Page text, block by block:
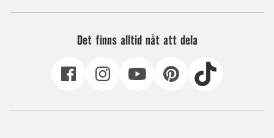
Det finns alltid nåt att dela